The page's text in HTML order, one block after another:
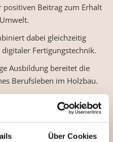
Über Cookies
positiven Beitrag zum Erhalt
dabei gleichzeitig
Fertigungstechnik.
Ausbildung bereitet die
Berufsleben im Holzbau.
ausbildung.html